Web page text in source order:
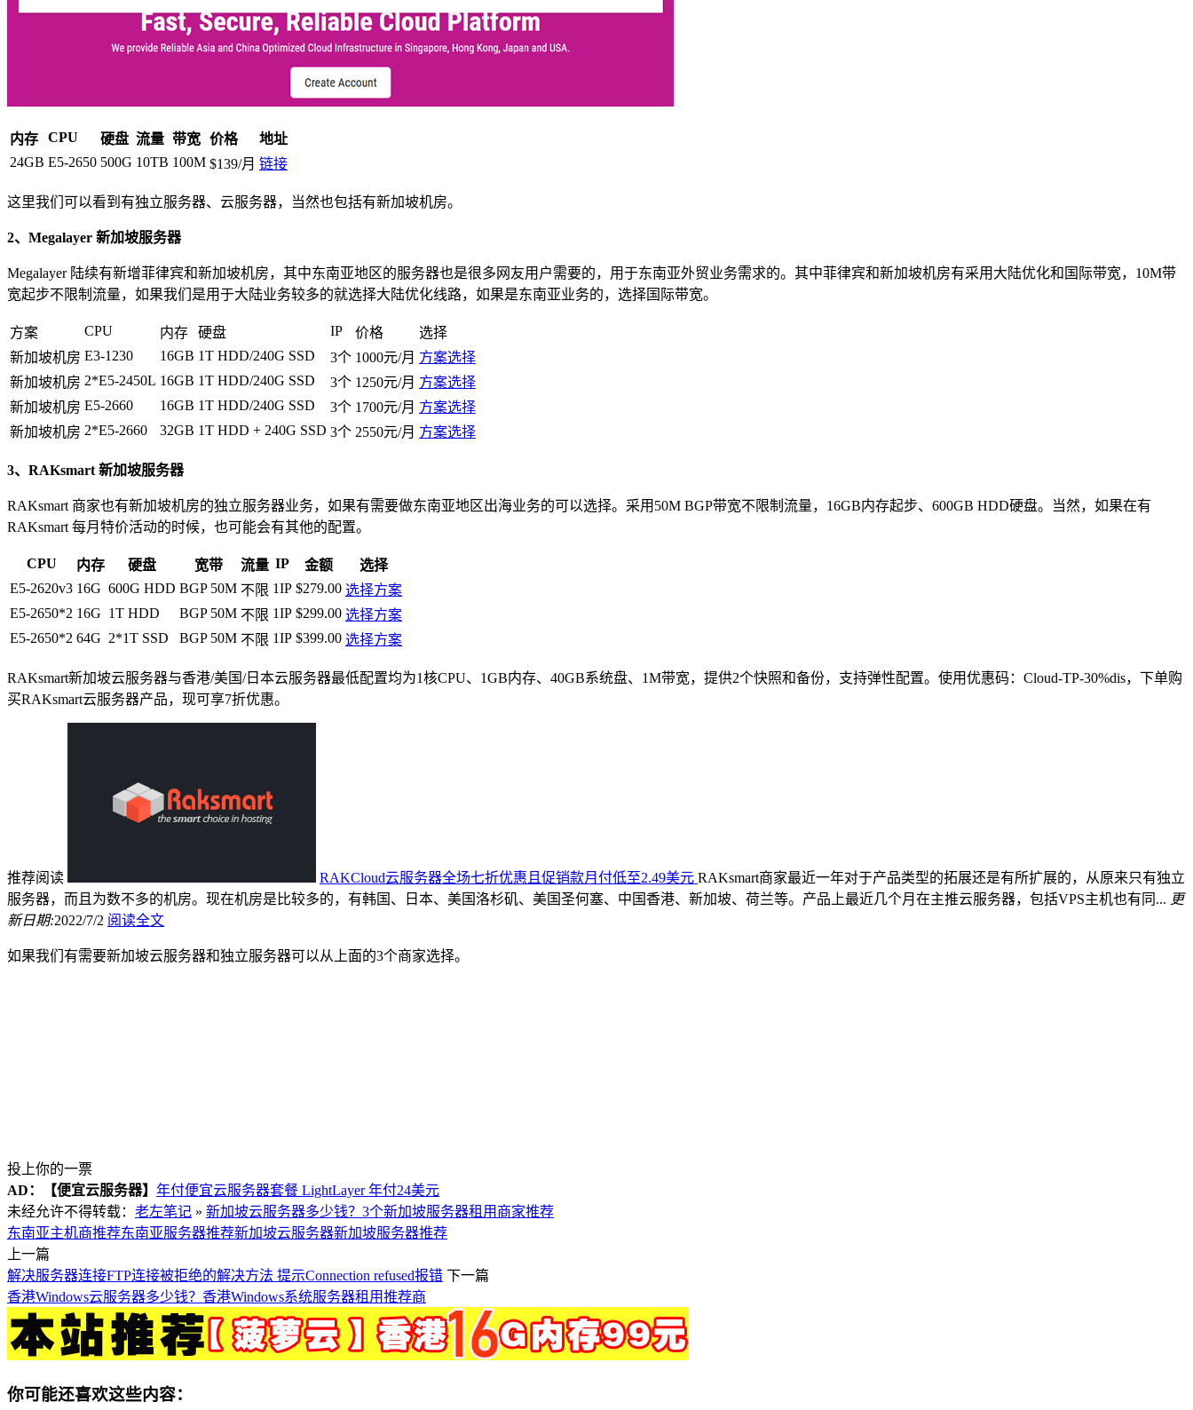
内存 CPU 硬盘 流量 带宽 价格
地址
24GB E5-2650 500G 10TB 100M $139/月 链接
这里我们可以看到有独立服务器、云服务器，当然也包括有新加坡机房。
2、Megalayer 新加坡服务器
Megalayer 陆续有新增菲律宾和新加坡机房，其中东南亚地区的服务器也是很多网友用户需要的，用于东南亚外贸业务需求的。其中菲律宾和新加坡机房有采用大陆优化和国际带宽，10M带
宽起步不限制流量，如果我们是用于大陆业务较多的就选择大陆优化线路，如果是东南亚业务的，选择国际带宽。
方案 CPU 内存 硬盘 IP 价格
选择
新加坡机房 E3-1230 16GB 1T HDD/240G SSD 3个 1000元/月 方案选择
新加坡机房 2*E5-2450L 16GB 1T HDD/240G SSD 3个 1250元/月 方案选择
新加坡机房 E5-2660 16GB 1T HDD/240G SSD 3个 1700元/月 方案选择
新加坡机房 2*E5-2660 32GB 1T HDD + 240G SSD 3个 2550元/月 方案选择
3、RAKsmart 新加坡服务器
RAKsmart 商家也有新加坡机房的独立服务器业务，如果有需要做东南亚地区出海业务的可以选择。采用50M BGP带宽不限制流量，16GB内存起步、600GB HDD硬盘。当然，如果在有
RAKsmart 每月特价活动的时候，也可能会有其他的配置。
CPU 内存 硬盘 宽带 流量 IP 金额
选择
E5-2620v3 16G 600G HDD BGP 50M 不限 1IP $279.00 选择方案
E5-2650*2 16G 1T HDD BGP 50M 不限 1IP $299.00 选择方案
E5-2650*2 64G 2*1T SSD BGP 50M 不限 1IP $399.00 选择方案
RAKsmart新加坡云服务器与香港/美国/日本云服务器最低配置均为1核CPU、1GB内存、40GB系统盘、1M带宽，提供2个快照和备份，支持弹性配置。使用优惠码：Cloud-TP-30%dis，下单购
买RAKsmart云服务器产品，现可享7折优惠。
推荐阅读 RAKCloud云服务器全场七折优惠且促销款月付低至2.49美元 RAKsmart商家最近一年对于产品类型的拓展还是有所扩展的，从原来只有独立
服务器，而且为数不多的机房。现在机房是比较多的，有韩国、日本、美国洛杉矶、美国圣何塞、中国香港、新加坡、荷兰等。产品上最近几个月在主推云服务器，包括VPS主机也有同... 更
新日期:2022/7/2 阅读全文
如果我们有需要新加坡云服务器和独立服务器可以从上面的3个商家选择。
投上你的一票
AD：
【便宜云服务器】 年付便宜云服务器套餐 LightLayer 年付24美元
未经允许不得转载： 老左笔记 » 新加坡云服务器多少钱？3个新加坡服务器租用商家推荐
东南亚主机商推荐东南亚服务器推荐新加坡云服务器新加坡服务器推荐
上一篇
解决服务器连接FTP连接被拒绝的解决方法 提示Connection refused报错 下一篇
香港Windows云服务器多少钱？香港Windows系统服务器租用推荐商
你可能还喜欢这些内容：